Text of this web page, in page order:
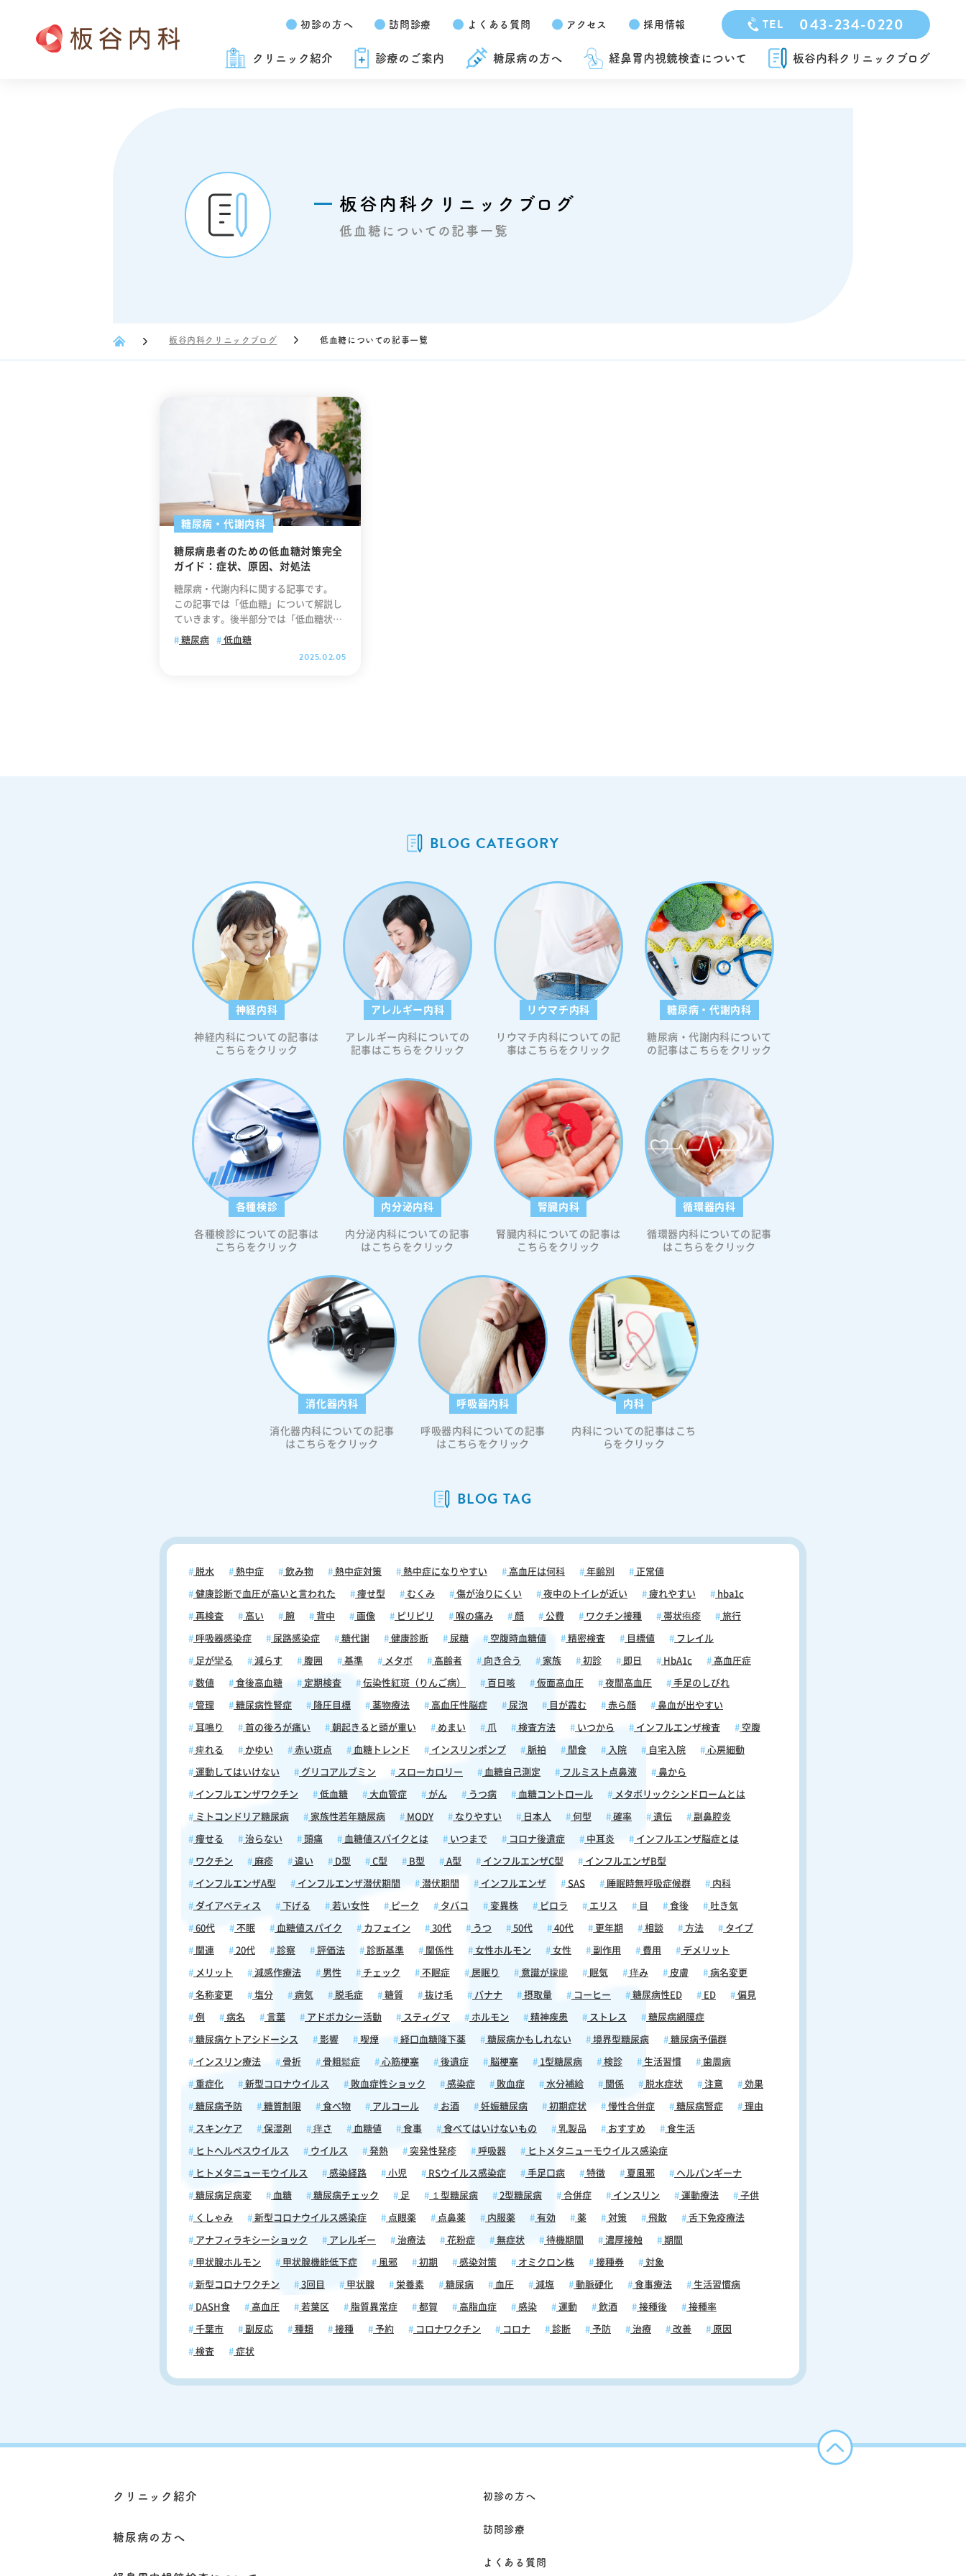
初診の方へ 訪問診療 よくある質問 アクセス 採用情報 TEL 043-234-0220
クリニック紹介 診療のご案内 糖尿病の方へ 経鼻胃内視鏡検査について 板谷内科クリニックブログ
板谷内科クリニックブログ
低血糖についての記事一覧
板谷内科クリニックブログ 低血糖についての記事一覧
糖尿病・代謝内科
糖尿病患者のための低血糖対策完全
ガイド：症状、原因、対処法
糖尿病・代謝内科に関する記事です。
この記事では「低血糖」について解説し
ていきます。後半部分では「低血糖状態
になった時の対処法」について解説して
p/static/user/images/common/icon_li
nk_w.svg"); width: 15px; height: 15px;
background-size: contain; display: inli
ne-block; } 【目次】 低血糖の状態と基
準値について 低血糖の症状について 低血
糖の主な原因について 低血糖状態になっ
た時の対処法 低血糖の予防方法について
特殊な状況での低血糖対策 周囲で誰かが
低血糖状態になった時の対応方法 低血糖
しょう 低血糖の状態と基準値について
一般的に、低血糖は血糖値が70 mg/dL未
し、個人差があるため、症状が現れる血
糖値は人によって異なることがありま
す。そのため、健康な人の空腹時血糖値
は通常70〜99 mg/dLの範囲内ですが、糖
尿病患者さんの場合、血糖コントロール
の目標値は個別に設定されます。なお、
糖尿病患者さんが低血糖に注意を払う必
要があるのは、低血糖が深刻な健康リス
クをもたらす可能性があるためです。具
の重要な臓器が十分なエネルギーを得ら
れず、意識障害や昏睡などの重篤な状態
経験が頻繁にあると、低血糖に対する身
体の警告反応が鈍くなり、重症低血糖の
リスクが高まることもあります。したが
って、低血糖には細心の注意を払う必要
があります。糖尿病治療において、血糖
値を適切な範囲内に保つことが重要です
が、過度な血糖降下は避けなければなり
ません。特に、インスリン療法や一部の
経口血糖降下薬を使用している患者さん
的な血糖モニタリングや適切な食事管
理、運動と薬物療法のバランスを取るこ
一般的に初期症状から重症化までの段階
症状として動悸、発汗、手の震えが現れ
下を感知し、アドレナリンなどのホルモ
ンを分泌することで生じます。また、空
も初期症状として現れることがありま
す。これらの初期症状は、体が低血糖を
ことで重症化を防ぐことができます。し
かし、低血糖が進行すると、より深刻な
症状が現れる可能性がありますので油断
場合、意識障害や昏睡といった危険な状
態に陥ることがあります。また、意識障
乱、視力障害などが現れることがありま
す。さらに重症化すると、痙攣や昏睡状
険な状況となります。したがって、低血
糖の症状を絶対に放置してはいけませ
（むじかくていけっとう）は、低血糖を
繰り返すことで、通常の低血糖症状を自
状態は、特に糖尿病患者にとって危険な
合併症の一つです。無自覚低血糖の主な
も、発汗、動悸、震え、不安などの典型
的な低血糖症状が現れません。 2. 危険
遅れ、重度の低血糖に陥るリスクが高ま
ります。 3. 発生メカニズム：頻繁な低血
まい、通常の警告信号が鈍くなります。
4. 対処の困難さ：症状を自覚できないた
が高くなります。 無自覚低血糖への対
応： ・定期的な血糖自己測定を行い、血
・一定期間、低血糖を起こさないよう血
糖コントロールを行い、体を再度低血糖
に反応させる必要があります。 ・家族や
に気づいてもらうよう協力を求めること
が大切です。 低血糖で注意すべきは、
値でも、ある人は強い症状を感じる一方
で、別の人はほとんど症状を感じない場
ている人や頻繁に低血糖を経験している
人では、低血糖に対する身体の反応が鈍
があります。そのため、糖尿病患者さん
し、定期的に血糖値をチェックすること
の一つは、インスリン注射や血糖降下薬
超えて投与された場合や、食事量と合わ
に、インスリン療法を受けている1型糖
糖尿病 低血糖
2025.02.05
BLOG CATEGORY
神経内科
神経内科についての記事は
こちらをクリック
アレルギー内科
アレルギー内科についての
記事はこちらをクリック
リウマチ内科
リウマチ内科についての記
事はこちらをクリック
糖尿病・代謝内科
糖尿病・代謝内科について
の記事はこちらをクリック
各種検診
各種検診についての記事は
こちらをクリック
内分泌内科
内分泌内科についての記事
はこちらをクリック
腎臓内科
腎臓内科についての記事は
こちらをクリック
循環器内科
循環器内科についての記事
はこちらをクリック
消化器内科
消化器内科についての記事
はこちらをクリック
呼吸器内科
呼吸器内科についての記事
はこちらをクリック
内科
内科についての記事はこち
らをクリック
BLOG TAG
脱水 熱中症 飲み物 熱中症対策 熱中症になりやすい 高血圧は何科 年齢別 正常値
健康診断で血圧が高いと言われた 痩せ型 むくみ 傷が治りにくい 夜中のトイレが近い 疲れやすい hba1c
再検査 高い 腕 背中 画像 ピリピリ 喉の痛み 顔 公費 ワクチン接種 帯状疱疹 旅行
呼吸器感染症 尿路感染症 糖代謝 健康診断 尿糖 空腹時血糖値 精密検査 目標値 フレイル
足が攣る 減らす 腹囲 基準 メタボ 高齢者 向き合う 家族 初診 即日 HbA1c 高血圧症
数値 食後高血糖 定期検査 伝染性紅斑（りんご病） 百日咳 仮面高血圧 夜間高血圧 手足のしびれ
管理 糖尿病性腎症 降圧目標 薬物療法 高血圧性脳症 尿泡 目が霞む 赤ら顔 鼻血が出やすい
耳鳴り 首の後ろが痛い 朝起きると頭が重い めまい 爪 検査方法 いつから インフルエンザ検査 空腹
痺れる かゆい 赤い斑点 血糖トレンド インスリンポンプ 脈拍 間食 入院 自宅入院 心房細動
運動してはいけない グリコアルブミン スローカロリー 血糖自己測定 フルミスト点鼻液 鼻から
インフルエンザワクチン 低血糖 大血管症 がん うつ病 血糖コントロール メタボリックシンドロームとは
ミトコンドリア糖尿病 家族性若年糖尿病 MODY なりやすい 日本人 何型 確率 遺伝 副鼻腔炎
痩せる 治らない 頭痛 血糖値スパイクとは いつまで コロナ後遺症 中耳炎 インフルエンザ脳症とは
ワクチン 麻疹 違い D型 C型 B型 A型 インフルエンザC型 インフルエンザB型
インフルエンザA型 インフルエンザ潜伏期間 潜伏期間 インフルエンザ SAS 睡眠時無呼吸症候群 内科
ダイアベティス 下げる 若い女性 ピーク タバコ 変異株 ピロラ エリス 目 食後 吐き気
60代 不眠 血糖値スパイク カフェイン 30代 うつ 50代 40代 更年期 相談 方法 タイプ
関連 20代 診察 評価法 診断基準 関係性 女性ホルモン 女性 副作用 費用 デメリット
メリット 減感作療法 男性 チェック 不眠症 居眠り 意識が朦朧 眠気 痒み 皮膚 病名変更
名称変更 塩分 病気 脱毛症 糖質 抜け毛 バナナ 摂取量 コーヒー 糖尿病性ED ED 偏見
例 病名 言葉 アドボカシー活動 スティグマ ホルモン 精神疾患 ストレス 糖尿病網膜症
糖尿病ケトアシドーシス 影響 喫煙 経口血糖降下薬 糖尿病かもしれない 境界型糖尿病 糖尿病予備群
インスリン療法 骨折 骨粗鬆症 心筋梗塞 後遺症 脳梗塞 1型糖尿病 検診 生活習慣 歯周病
重症化 新型コロナウイルス 敗血症性ショック 感染症 敗血症 水分補給 関係 脱水症状 注意 効果
糖尿病予防 糖質制限 食べ物 アルコール お酒 妊娠糖尿病 初期症状 慢性合併症 糖尿病腎症 理由
スキンケア 保湿剤 痒さ 血糖値 食事 食べてはいけないもの 乳製品 おすすめ 食生活
ヒトヘルペスウイルス ウイルス 発熱 突発性発疹 呼吸器 ヒトメタニューモウイルス感染症
ヒトメタニューモウイルス 感染経路 小児 RSウイルス感染症 手足口病 特徴 夏風邪 ヘルパンギーナ
糖尿病足病変 血糖 糖尿病チェック 足 １型糖尿病 2型糖尿病 合併症 インスリン 運動療法 子供
くしゃみ 新型コロナウイルス感染症 点眼薬 点鼻薬 内服薬 有効 薬 対策 飛散 舌下免疫療法
アナフィラキシーショック アレルギー 治療法 花粉症 無症状 待機期間 濃厚接触 期間
甲状腺ホルモン 甲状腺機能低下症 風邪 初期 感染対策 オミクロン株 接種券 対象
新型コロナワクチン 3回目 甲状腺 栄養素 糖尿病 血圧 減塩 動脈硬化 食事療法 生活習慣病
DASH食 高血圧 若葉区 脂質異常症 都賀 高脂血症 感染 運動 飲酒 接種後 接種率
千葉市 副反応 種類 接種 予約 コロナワクチン コロナ 診断 予防 治療 改善 原因
検査 症状
クリニック紹介
糖尿病の方へ
初診の方へ
訪問診療
よくある質問